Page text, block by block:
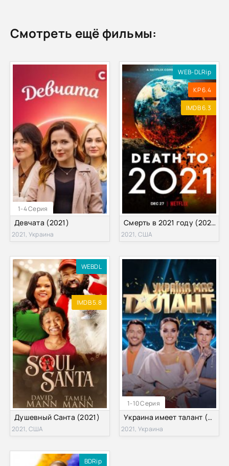
Смотреть ещё фильмы:
1-4 Серия
Девчата (2021)
2021, Украина
WEB-DLRip
KP 6.4
IMDB 6.3
Смерть в 2021 году (2021)
2021, США
WEBDL
IMDB 5.8
Душевный Санта (2021)
2021, США
1-10 Серия
Украина имеет талант (2021)
2021, Украина
BDRip